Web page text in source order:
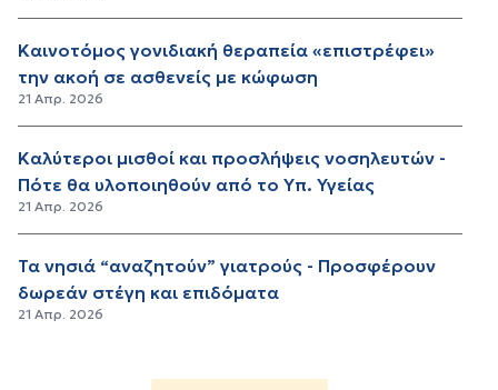
Καινοτόμος γονιδιακή θεραπεία «επιστρέφει»
την ακοή σε ασθενείς με κώφωση
21 Απρ. 2026
Καλύτεροι μισθοί και προσλήψεις νοσηλευτών -
Πότε θα υλοποιηθούν από το Υπ. Υγείας
21 Απρ. 2026
Τα νησιά “αναζητούν” γιατρούς - Προσφέρουν
δωρεάν στέγη και επιδόματα
21 Απρ. 2026